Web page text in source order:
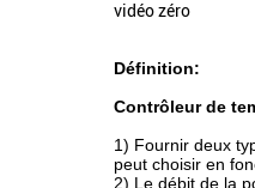
vidéo zéro
Définition:
Contrôleur de
1) Fournir deux
peut choisir en
2) Le débit de la